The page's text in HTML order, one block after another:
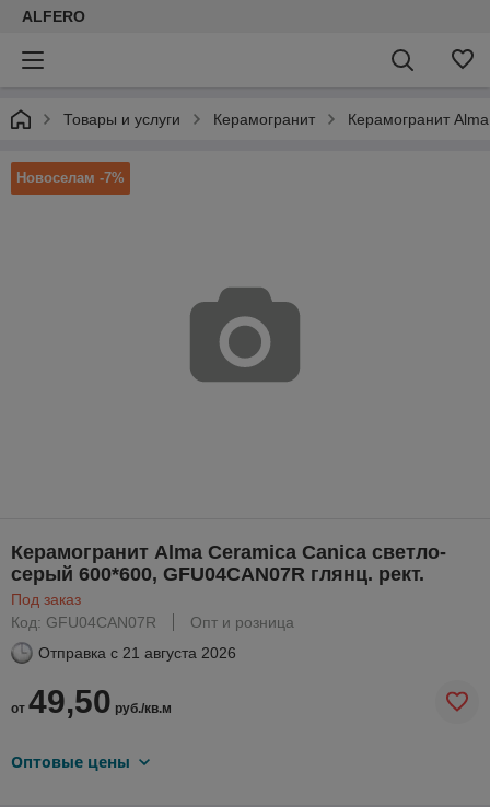
ALFERO
Товары и услуги Керамогранит Керамогранит
Новоселам -7%
Керамогранит Alma Ceramica Canica светло-
серый 600*600, GFU04CAN07R глянц. рект.
Под заказ
Код: GFU04CAN07R
Опт и розница
Отправка с 21 августа 2026
от 49,50 руб./кв.м
Оптовые цены